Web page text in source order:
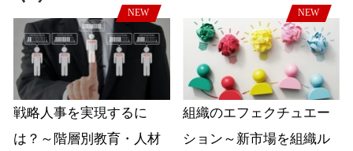
NEW
戦略人事を実現するに
は？～階層別教育・人材
NEW
組織のエフェクチュエー
ション～新市場を組織ル